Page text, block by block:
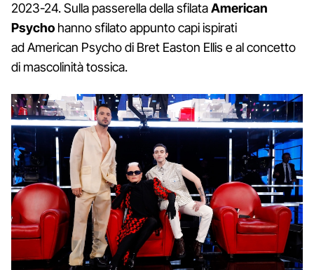
2023-24. Sulla passerella della sfilataAmerican
Psycho hanno sfilato appunto capi ispirati
ad American Psycho di Bret Easton Ellis e al concetto
di mascolinità tossica.